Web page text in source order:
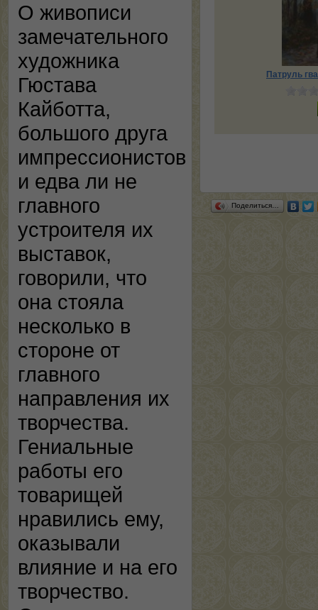
О живописи
замечательного
художника
Гюстава
Кайботта,
большого друга
импрессионистов
и едва ли не
главного
устроителя их
выставок,
говорили, что
она стояла
несколько в
стороне от
главного
направления их
творчества.
Гениальные
работы его
товарищей
нравились ему,
оказывали
влияние и на его
творчество.
Патруль
Поделиться…